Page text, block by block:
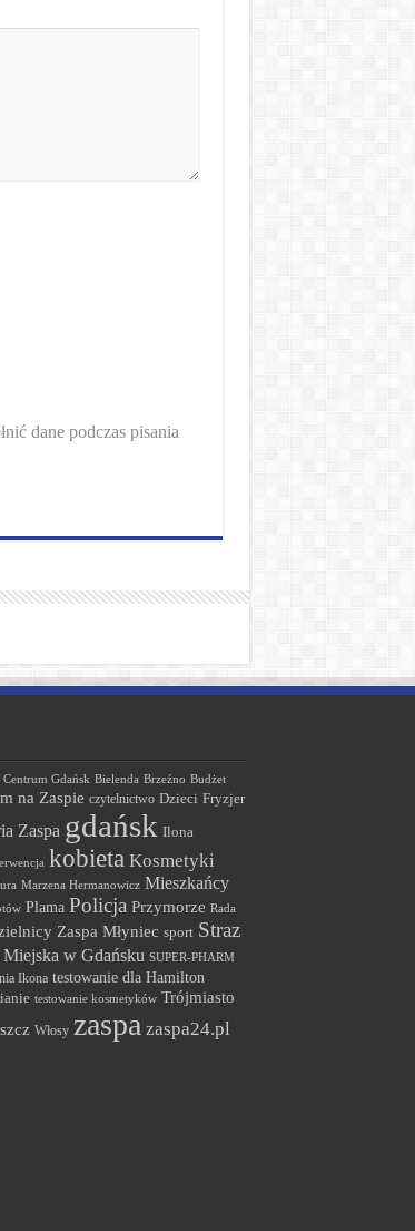
dane podczas pisania
Gdańsk Bielenda Brzeźno Budżet
na Zaspie czytelnictwo Dzieci Fryzjer
Zaspa gdańsk Ilona
kobieta Kosmetyki
Marzena Hermanowicz Mieszkańcy
Plama Policja Przymorze Rada
Zaspa Młyniec sport Straz
Miejska w Gdańsku SUPER-PHARM
Ikona testowanie dla Hamilton
testowanie kosmetyków Trójmiasto
Włosy zaspa zaspa24.pl